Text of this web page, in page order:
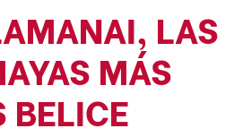
LAS
MÁS
BELICE